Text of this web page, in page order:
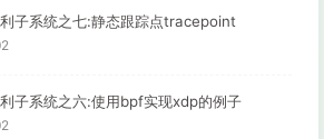
子系统之七:静态跟踪点tracepoint
子系统之六:使用bpf实现xdp的例子